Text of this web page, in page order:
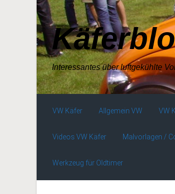
Zum Hauptinhalt springen
Interessantes über luftgekühlte
VW Käfer Allgemein VW VW
Videos VW Käfer Malvorlagen /
Werkzeug für Oldtimer